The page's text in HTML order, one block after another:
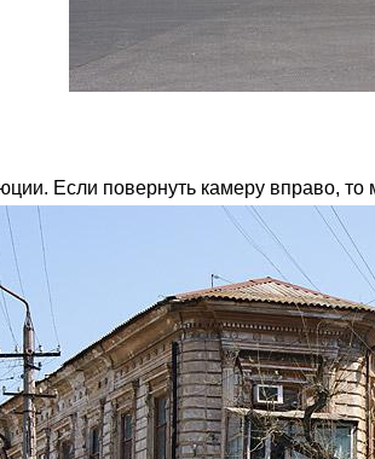
Если повернуть камеру вправо,